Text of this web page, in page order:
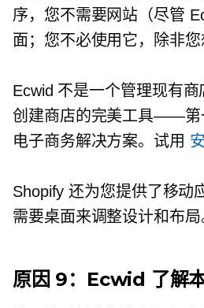
序，您不需要网站（尽管
面；您不必使用它，除非您
Ecwid 不是一个管理现有
创建商店的完美工具——第
电子商务解决方案。试用
Shopify 还为您提供了移动
需要桌面来调整设计和布局
原因 9：Ecwid 了解